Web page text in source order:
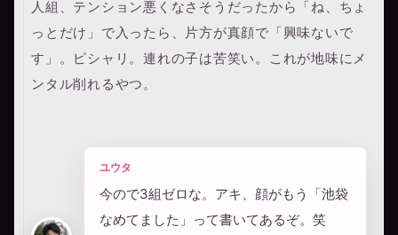
人組、テンション悪くなさそうだったから「ね、ちょ
っとだけ」で入ったら、片方が真顔で「興味ないで
す」。ピシャリ。連れの子は苦笑い。これが地味にメ
ンタル削れるやつ。
ユウタ
今ので3組ゼロな。アキ、顔がもう「池袋
なめてました」って書いてあるぞ。笑